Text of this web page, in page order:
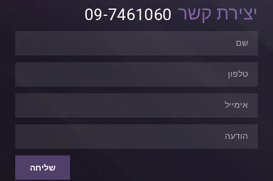
יצירת קשר 09-7461060
שליחה